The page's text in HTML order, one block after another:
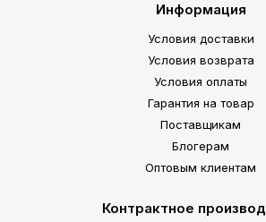
Информация
Условия доставки
Условия возврата
Условия оплаты
Гарантия на товар
Поставщикам
Блогерам
Оптовым клиентам
Контрактное